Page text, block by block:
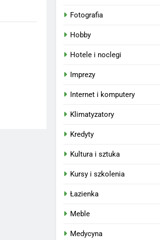
Fotografia
Hobby
Hotele i noclegi
Imprezy
Internet i komputery
Klimatyzatory
Kredyty
Kultura i sztuka
Kursy i szkolenia
Łazienka
Meble
Medycyna